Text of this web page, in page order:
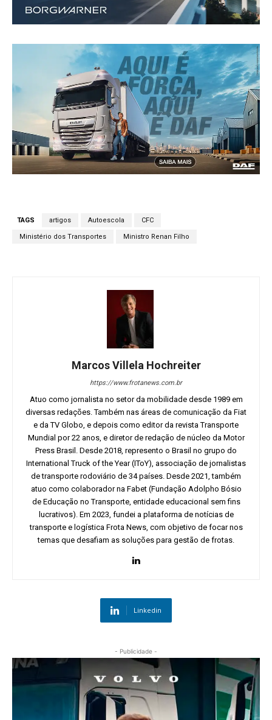
TAGS artigos Autoescola CFC
Ministério dos Transportes Ministro Renan Filho
Marcos Villela Hochreiter
https://www.frotanews.com.br
Atuo como jornalista no setor da mobilidade desde 1989 em
diversas redações. Também nas áreas de comunicação da Fiat
e da TV Globo, e depois como editor da revista Transporte
Mundial por 22 anos, e diretor de redação de núcleo da Motor
Press Brasil. Desde 2018, represento o Brasil no grupo do
International Truck of the Year (IToY), associação de jornalistas
de transporte rodoviário de 34 países. Desde 2021, também
atuo como colaborador na Fabet (Fundação Adolpho Bósio
de Educação no Transporte, entidade educacional sem fins
lucrativos). Em 2023, fundei a plataforma de notícias de
transporte e logística Frota News, com objetivo de focar nos
temas que desafiam as soluções para gestão de frotas.
Linkedin
- Publicidade -